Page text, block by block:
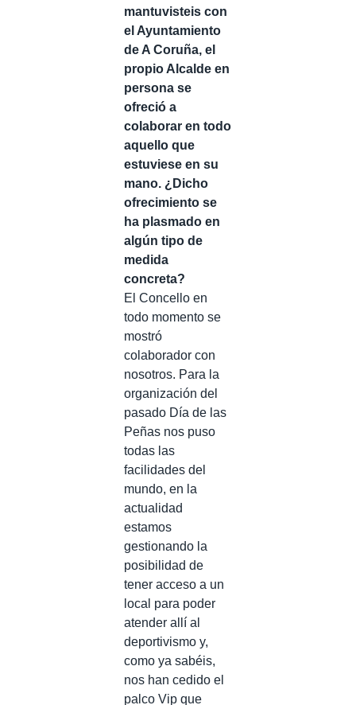
mantuvisteis con
el Ayuntamiento
de A Coruña, el
propio Alcalde en
persona se
ofreció a
colaborar en todo
aquello que
estuviese en su
mano. ¿Dicho
ofrecimiento se
ha plasmado en
algún tipo de
medida
concreta?
El Concello en
todo momento se
mostró
colaborador con
nosotros. Para la
organización del
pasado Día de las
Peñas nos puso
todas las
facilidades del
mundo, en la
actualidad
estamos
gestionando la
posibilidad de
tener acceso a un
local para poder
atender allí al
deportivismo y,
como ya sabéis,
nos han cedido el
palco Vip que